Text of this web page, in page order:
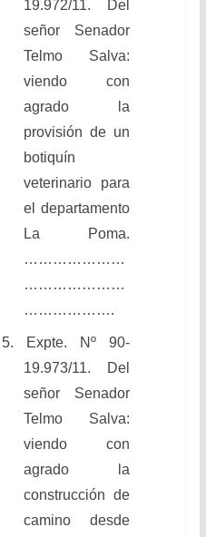
19.972/11. Del
señor Senador
Telmo Salva:
viendocon
agrado la
provisión de un
botiquín
veterinario para
el departamento
La Poma.
…………………
…………………
……………….
5.
Expte. Nº 90-
19.973/11. Del
señor Senador
Telmo Salva:
viendocon
agrado la
construcción de
camino desde